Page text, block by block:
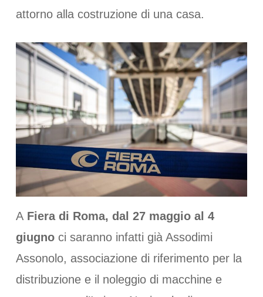
attorno alla costruzione di una casa.
AFiera di Roma, dal 27 maggio al 4
giugnoci saranno infatti già Assodimi
Assonolo, associazione di riferimento per la
distribuzione e il noleggio di macchine e